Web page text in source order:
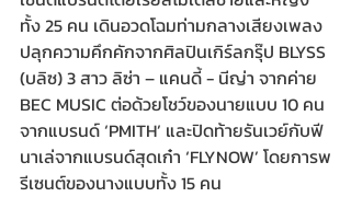
ทั้ง 25 คน เดินอวดโฉมท่ามกลางเสียงเพลง
ปลุกความคึกคักจากศิลปินเกิร์ลกรุ๊ป BLYSS
(บลิซ) 3 สาว ลิซ่า – แคนดี้ - นีญ่า จากค่าย
BEC MUSIC ต่อด้วยโชว์ของนายแบบ 10 คน
จากแบรนด์ ‘PMITH’ และปิดท้ายรันเวย์กับฟี
นาเล่จากแบรนด์สุดเก๋า ‘FLYNOW’ โดยการพ
รีเซนต์ของนางแบบทั้ง 15 คน